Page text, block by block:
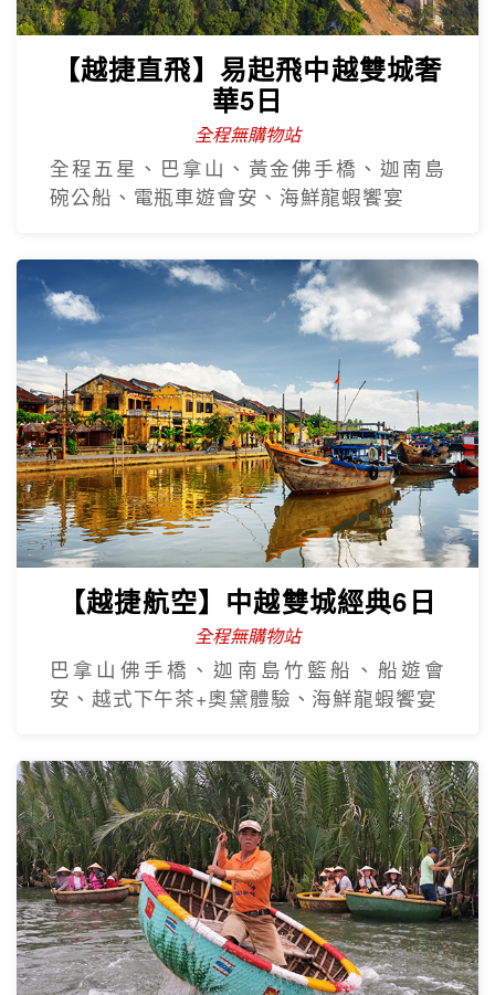
【越捷直飛】易起飛中越雙城奢
華5日
全程無購物站
全程五星、巴拿山、黃金佛手橋、迦南島
碗公船、電瓶車遊會安、海鮮龍蝦饗宴
【越捷航空】中越雙城經典6日
全程無購物站
巴拿山佛手橋、迦南島竹籃船、船遊會
安、越式下午茶+奧黛體驗、海鮮龍蝦饗宴